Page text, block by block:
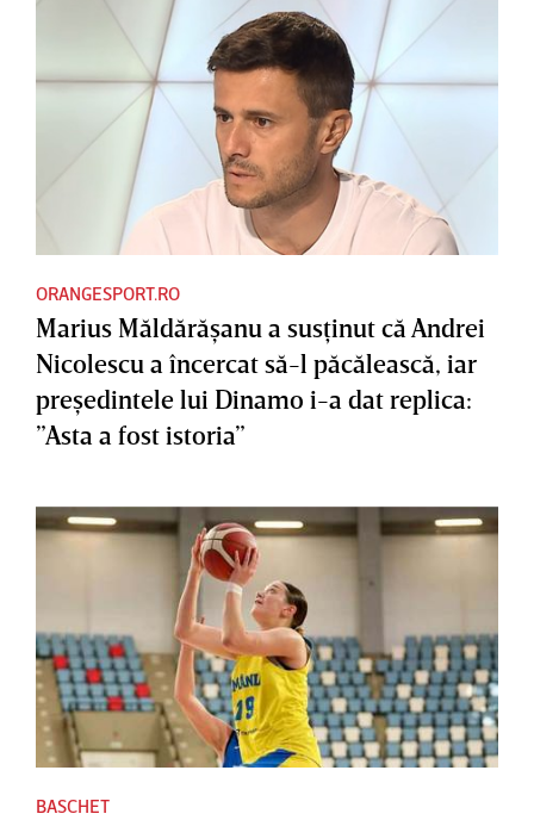
ORANGESPORT.RO
Marius Măldărăşanu a susţinut că Andrei
Nicolescu a încercat să-l păcălească, iar
preşedintele lui Dinamo i-a dat replica:
”Asta a fost istoria”
BASCHET